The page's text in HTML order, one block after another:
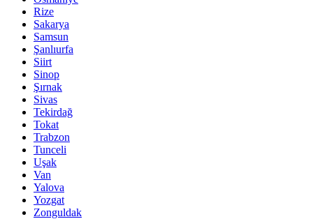
Rize
Sakarya
Samsun
Şanlıurfa
Siirt
Sinop
Şırnak
Sivas
Tekirdağ
Tokat
Trabzon
Tunceli
Uşak
Van
Yalova
Yozgat
Zonguldak